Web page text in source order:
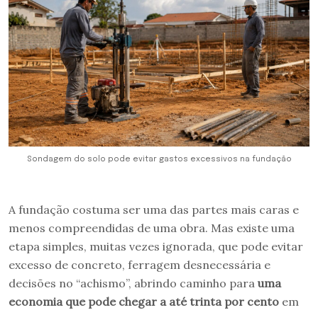
Sondagem do solo pode evitar gastos excessivos na fundação
A fundação costuma ser uma das partes mais caras e
menos compreendidas de uma obra. Mas existe uma
etapa simples, muitas vezes ignorada, que pode evitar
excesso de concreto, ferragem desnecessária e
decisões no “achismo”, abrindo caminho para uma
economia que pode chegar a até trinta por cento em